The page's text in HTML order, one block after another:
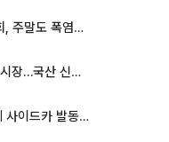
오늘 KBO 긴급 실행위원회, 주말도 폭염취소 될까
‘레켐비’ 독주 치매 치료제 시장…국산 신약 등장하나
코스피, 장중 5%대 급락에 사이드카 발동…삼성·SK 동반 폭락